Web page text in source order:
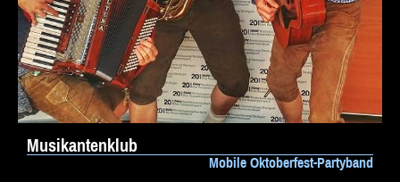
Musikantenklub
Mobile Oktoberfest-Partyband